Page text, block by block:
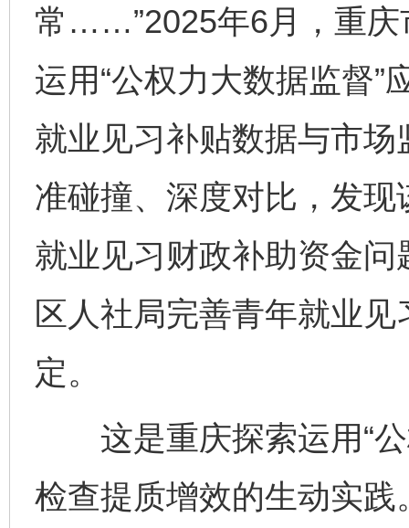
常……”2025年6月，重庆
运用“公权力大数据监督
就业见习补贴数据与市
准碰撞、深度对比，发
就业见习财政补助资金
区人社局完善青年就业
定。
这是重庆探索运用“公
检查提质增效的生动实